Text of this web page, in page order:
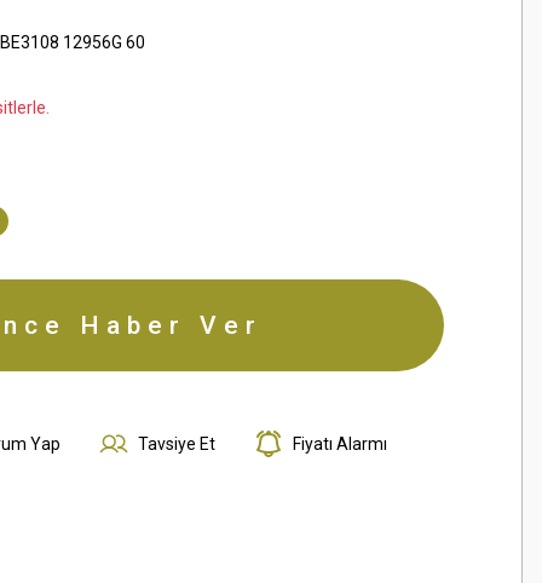
12956G 60
Haber Ver
Yap Tavsiye Et Fiyatı Alarmı